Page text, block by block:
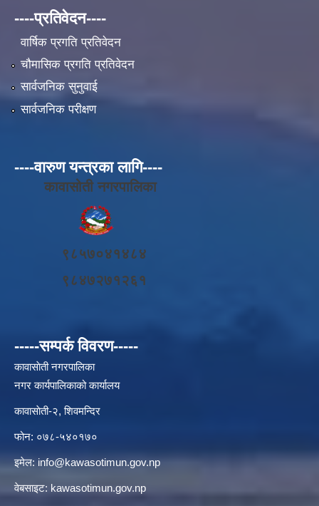
----प्रतिवेदन----
वार्षिक प्रगति प्रतिवेदन
चौमासिक प्रगति प्रतिवेदन
सार्वजनिक सुनुवाई
सार्वजनिक परीक्षण
----वारुण यन्त्रका लागि----
कावासोती नगरपालिका
९८५७०४१४८४
९८४७२७१२६१
-----सम्पर्क विवरण-----
कावासाेती नगरपालिका
नगर कार्यपालिकाको कार्यालय
कावासाेती-२, शिवमन्दिर
फोन: ०७८-५४०१७०
इमेल: info@kawasotimun.gov.np
वेबसाइट: kawasotimun.gov.np